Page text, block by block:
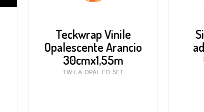
Teckwrap Vinile
Opalescente Arancio
30cmx1,55m
TW-LA-OPAL-FO-5FT